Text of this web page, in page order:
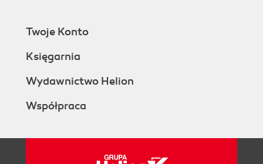
Twoje Konto
Księgarnia
Wydawnictwo Helion
Współpraca